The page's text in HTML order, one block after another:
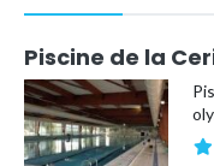
Piscine de la